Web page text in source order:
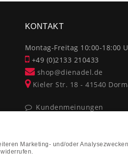
KONTAKT
Montag-Freitag 10:00-18:00
+49 (0)2133 210433
shop@dienadel.de
Kieler Str. 18 - 41540
Kundenmeinungen